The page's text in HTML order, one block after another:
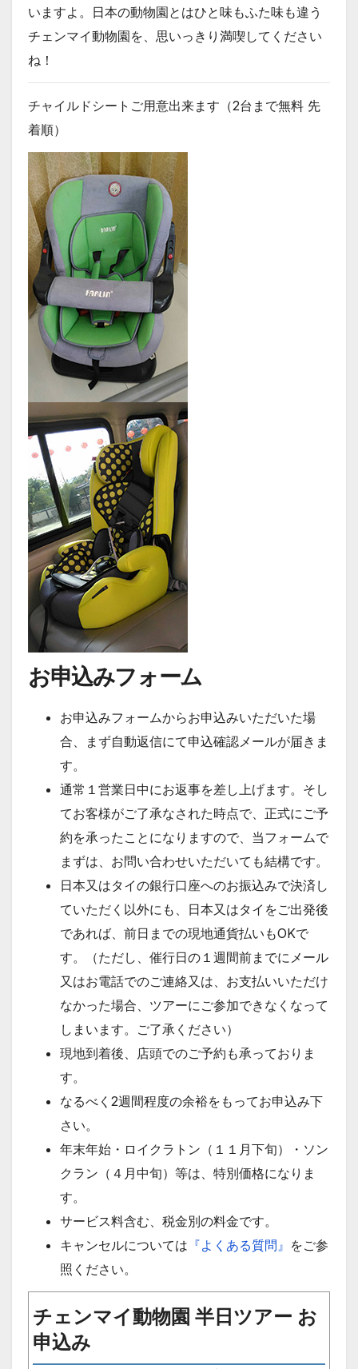
いますよ。日本の動物園とはひと味もふた味も違う
チェンマイ動物園を、思いっきり満喫してください
ね！
チャイルドシートご用意出来ます（2台まで無料 先
着順）
お申込みフォーム
お申込みフォームからお申込みいただいた場
合、まず自動返信にて申込確認メールが届きま
す。
通常１営業日中にお返事を差し上げます。そし
てお客様がご了承なされた時点で、正式にご予
約を承ったことになりますので、当フォームで
まずは、お問い合わせいただいても結構です。
日本又はタイの銀行口座へのお振込みで決済し
ていただく以外にも、日本又はタイをご出発後
であれば、前日までの現地通貨払いもOKで
す。（ただし、催行日の１週間前までにメール
又はお電話でのご連絡又は、お支払いいただけ
なかった場合、ツアーにご参加できなくなって
しまいます。ご了承ください）
現地到着後、店頭でのご予約も承っておりま
す。
なるべく2週間程度の余裕をもってお申込み下
さい。
年末年始・ロイクラトン（１１月下旬）・ソン
クラン（４月中旬）等は、特別価格になりま
す。
サービス料含む、税金別の料金です。
キャンセルについては 『よくある質問』 をご参
照ください。